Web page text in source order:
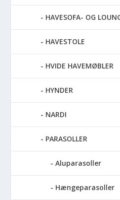
HAVESOFA- OG
HAVESTOLE
HVIDE HAVEMØBLER
HYNDER
NARDI
PARASOLLER
Aluparasoller
Hængeparasoller